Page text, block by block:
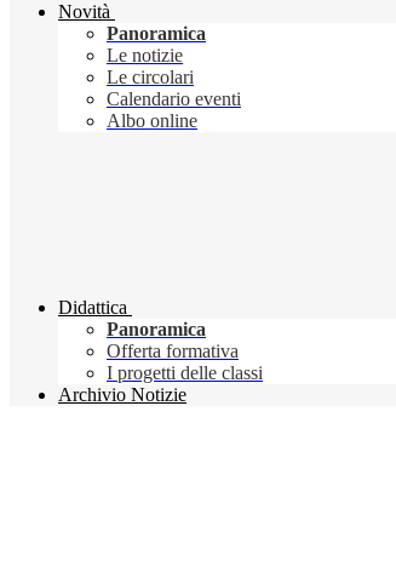
Novità
Panoramica
Le notizie
Le circolari
Calendario eventi
Albo online
Didattica
Panoramica
Offerta formativa
I progetti delle classi
Archivio Notizie